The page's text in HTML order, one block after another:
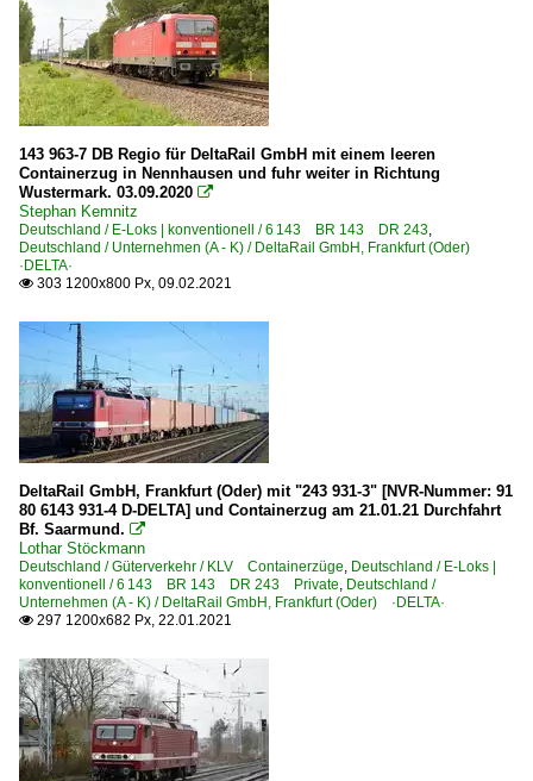
143 963-7 DB Regio für DeltaRail GmbH mit einem leeren
Containerzug in Nennhausen und fuhr weiter in Richtung
Wustermark. 03.09.2020 
Stephan Kemnitz
Deutschland / E-Loks | konventionell / 6 143 BR 143 DR 243
Deutschland / Unternehmen (A - K) / DeltaRail GmbH, Frankfurt (Oder)
·DELTA·
 303 1200x800 Px, 09.02.2021
DeltaRail GmbH, Frankfurt (Oder) mit "243 931-3" [NVR-Nummer: 91
80 6143 931-4 D-DELTA] und Containerzug am 21.01.21 Durchfahrt
Bf. Saarmund. 
Lothar Stöckmann
Deutschland / Güterverkehr / KLV Containerzüge Deutschland / E-Loks |
konventionell / 6 143 BR 143 DR 243 Private Deutschland /
Unternehmen (A - K) / DeltaRail GmbH, Frankfurt (Oder) ·DELTA·
 297 1200x682 Px, 22.01.2021